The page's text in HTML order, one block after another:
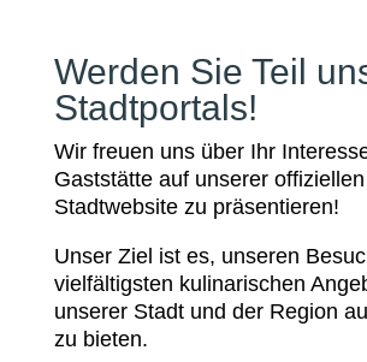
Werden Sie Teil
Stadtportals!
Wir freuen uns über Ihr
Gaststätte auf unserer offiziellen
Stadtwebsite zu präsentieren!
Unser Ziel ist es, unseren
vielfältigsten kulinarischen
unserer Stadt und der Region
zu bieten.